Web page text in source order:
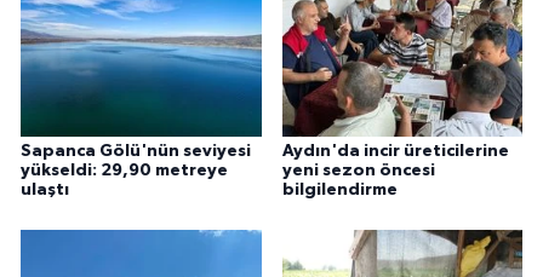
Sapanca Gölü'nün seviyesi
yükseldi: 29,90 metreye
ulaştı
Aydın'da incir üreticilerine
yeni sezon öncesi
bilgilendirme